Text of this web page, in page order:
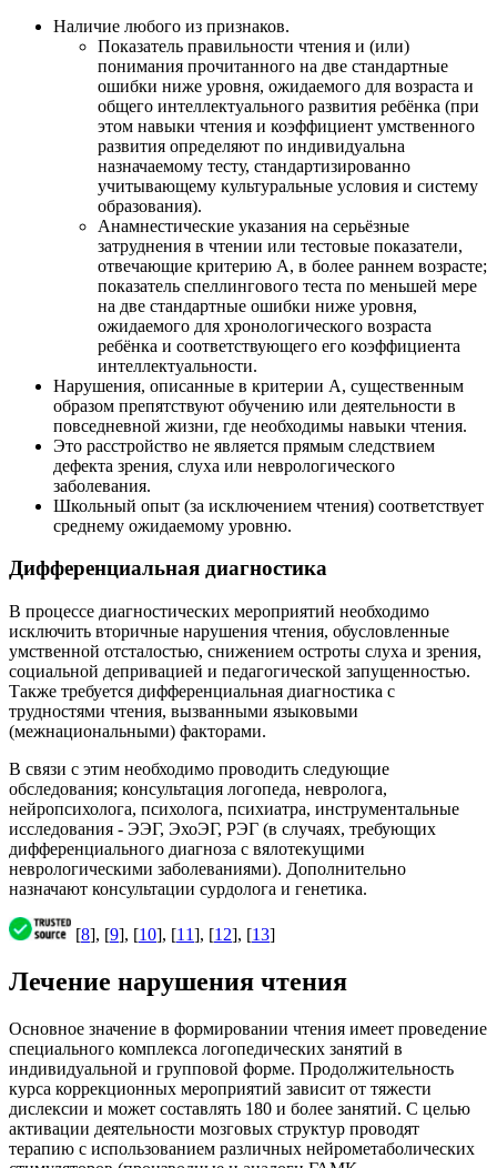
Наличие любого из признаков.
Показатель правильности чтения и (или)
понимания прочитанного на две стандартные
ошибки ниже уровня, ожидаемого для возраста и
общего интеллектуального развития ребёнка (при
этом навыки чтения и коэффициент умственного
развития определяют по индивидуальна
назначаемому тесту, стандартизированно
учитывающему культуральные условия и систему
образования).
Анамнестические указания на серьёзные
затруднения в чтении или тестовые показатели,
отвечающие критерию А, в более раннем возрасте;
показатель спеллингового теста по меньшей мере
на две стандартные ошибки ниже уровня,
ожидаемого для хронологического возраста
ребёнка и соответствующего его коэффициента
интеллектуальности.
Нарушения, описанные в критерии А, существенным
образом препятствуют обучению или деятельности в
повседневной жизни, где необходимы навыки чтения.
Это расстройство не является прямым следствием
дефекта зрения, слуха или неврологического
заболевания.
Школьный опыт (за исключением чтения) соответствует
среднему ожидаемому уровню.
Дифференциальная диагностика
В процессе диагностических мероприятий необходимо
исключить вторичные нарушения чтения, обусловленные
умственной отсталостью, снижением остроты слуха и зрения,
социальной депривацией и педагогической запущенностью.
Также требуется дифференциальная диагностика с
трудностями чтения, вызванными языковыми
(межнациональными) факторами.
В связи с этим необходимо проводить следующие
обследования; консультация логопеда, невролога,
нейропсихолога, психолога, психиатра, инструментальные
исследования - ЭЭГ, ЭхоЭГ, РЭГ (в случаях, требующих
дифференциального диагноза с вялотекущими
неврологическими заболеваниями). Дополнительно
назначают консультации сурдолога и генетика.
[8], [9], [10], [11], [12], [13]
Лечение нарушения чтения
Основное значение в формировании чтения имеет проведение
специального комплекса логопедических занятий в
индивидуальной и групповой форме. Продолжительность
курса коррекционных мероприятий зависит от тяжести
дислексии и может составлять 180 и более занятий. С целью
активации деятельности мозговых структур проводят
терапию с использованием различных нейрометаболических